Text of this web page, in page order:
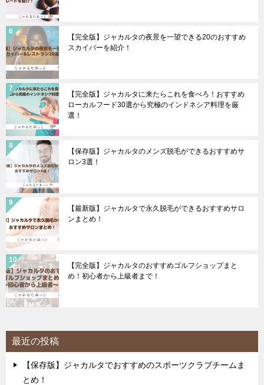
【完全版】ジャカルタの夜景を一望できる20のおすすめ
スカイバーを紹介！
【完全版】ジャカルタに来たらこれを食べろ！おすすめ
ローカルフード30選から究極のインドネシア料理を厳
選！
【保存版】ジャカルタのメンズ脱毛ができるおすすめサ
ロン3選！
【最新版】ジャカルタで永久脱毛ができるおすすめサロ
ンまとめ！
【完全版】ジャカルタのおすすめゴルフショップまと
め！初心者から上級者まで！
最近の投稿
【保存版】ジャカルタでおすすめのスポーツクラブチームま
とめ！